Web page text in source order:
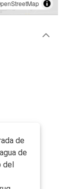
de
de
del